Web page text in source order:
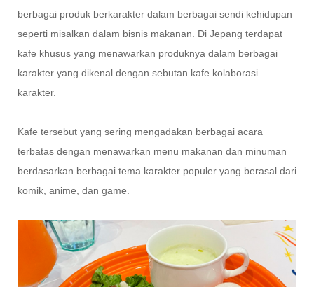
berbagai produk berkarakter dalam berbagai sendi kehidupan
seperti misalkan dalam bisnis makanan. Di Jepang terdapat
kafe khusus yang menawarkan produknya dalam berbagai
karakter yang dikenal dengan sebutan kafe kolaborasi
karakter.
Kafe tersebut yang sering mengadakan berbagai acara
terbatas dengan menawarkan menu makanan dan minuman
berdasarkan berbagai tema karakter populer yang berasal dari
komik, anime, dan game.